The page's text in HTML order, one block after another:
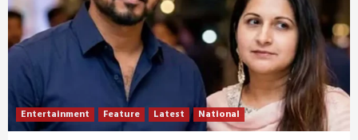
Entertainment Feature Latest National